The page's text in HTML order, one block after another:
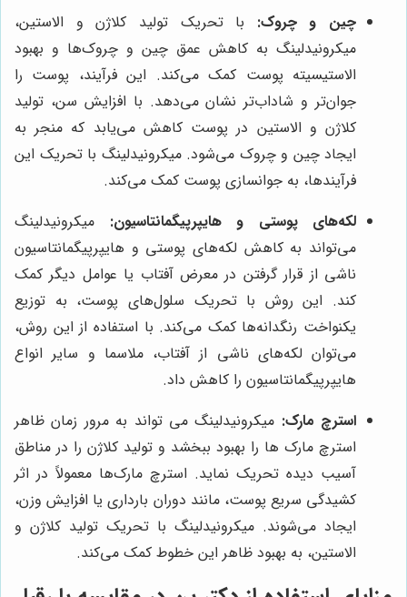
چین و چروک: با تحریک تولید کلاژن و الاستین،
میکرونیدلینگ به کاهش عمق چین و چروک‌ها و بهبود
الاستیسیته پوست کمک می‌کند. این فرآیند، پوست را
جوان‌تر و شاداب‌تر نشان می‌دهد. با افزایش سن، تولید
کلاژن و الاستین در پوست کاهش می‌یابد که منجر به
ایجاد چین و چروک می‌شود. میکرونیدلینگ با تحریک این
فرآیندها، به جوانسازی پوست کمک می‌کند.
لکه‌های پوستی و هایپرپیگمانتاسیون: میکرونیدلینگ
می‌تواند به کاهش لکه‌های پوستی و هایپرپیگمانتاسیون
ناشی از قرار گرفتن در معرض آفتاب یا عوامل دیگر کمک
کند. این روش با تحریک سلول‌های پوست، به توزیع
یکنواخت رنگدانه‌ها کمک می‌کند. با استفاده از این روش،
می‌توان لکه‌های ناشی از آفتاب، ملاسما و سایر انواع
هایپرپیگمانتاسیون را کاهش داد.
استرچ مارک: میکرونیدلینگ می تواند به مرور زمان ظاهر
استرچ مارک ها را بهبود ببخشد و تولید کلاژن را در مناطق
آسیب دیده تحریک نماید. استرچ مارک‌ها معمولاً در اثر
کشیدگی سریع پوست، مانند دوران بارداری یا افزایش وزن،
ایجاد می‌شوند. میکرونیدلینگ با تحریک تولید کلاژن و
الاستین، به بهبود ظاهر این خطوط کمک می‌کند.